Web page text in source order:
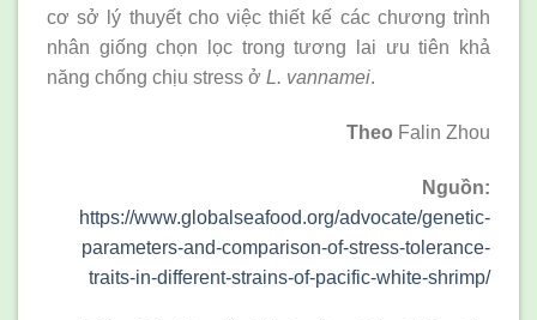
cơ sở lý thuyết cho việc thiết kế các chương trình
nhân giống chọn lọc trong tương lai ưu tiên khả
năng chống chịu stress ở L. vannamei.
Theo Falin Zhou
Nguồn:
https://www.globalseafood.org/advocate/genetic-
parameters-and-comparison-of-stress-tolerance-
traits-in-different-strains-of-pacific-white-shrimp/